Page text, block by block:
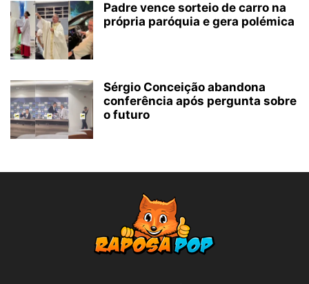
Padre vence sorteio de carro na
própria paróquia e gera polémica
Sérgio Conceição abandona
conferência após pergunta sobre
o futuro